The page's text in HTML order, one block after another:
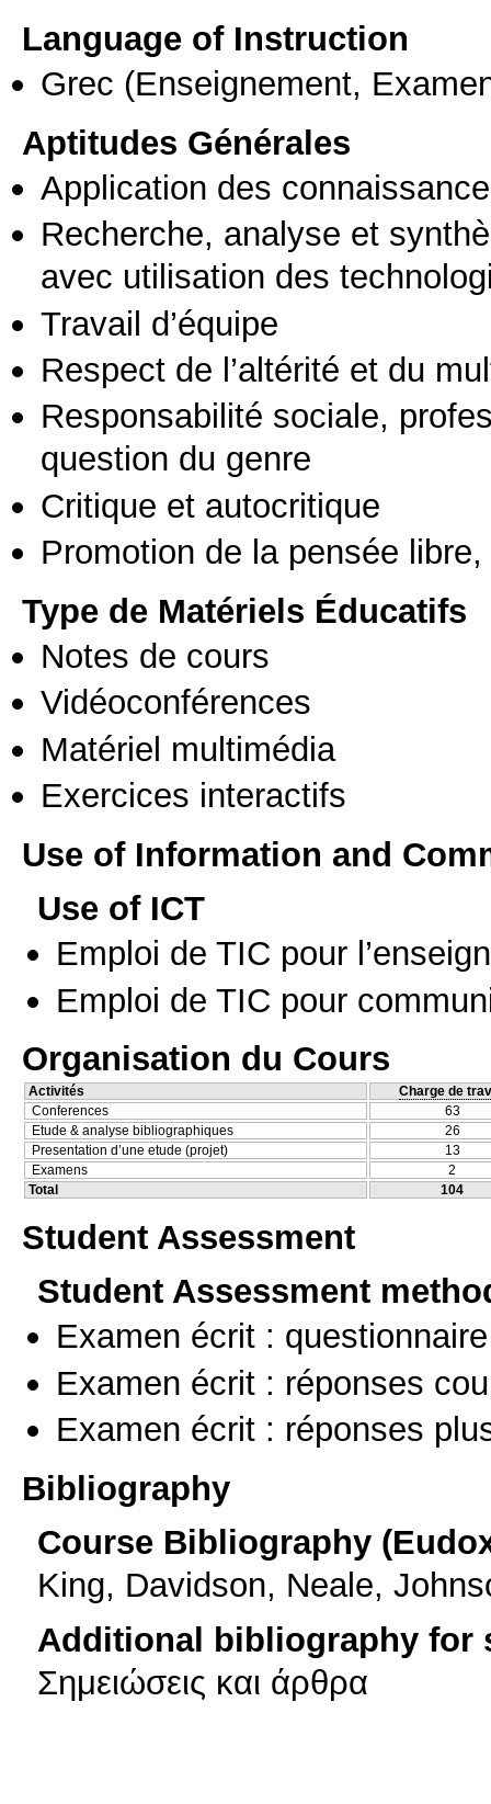
Language of Instruction
Grec (Enseignement,
Aptitudes Générales
Application des
Recherche, analyse et
avec utilisation des
Travail d’équipe
Respect de l’altérité et du
Responsabilité sociale,
question du genre
Critique et autocritique
Promotion de la pensée
Type de Matériels Éducatifs
Notes de cours
Vidéoconférences
Matériel multimédia
Exercices interactifs
Use of Information and
Use of ICT
Emploi de TIC pour
Emploi de TIC pour
Organisation du Cours
Activités
Charge de
Conferences
63
Etude & analyse bibliographiques
26
Presentation d’une etude (projet)
13
Examens
2
Total
104
Student Assessment
Student Assessment
Examen écrit :
Examen écrit : réponses
Examen écrit : réponses
Bibliography
Course Bibliography
King, Davidson, Neale,
Additional bibliography for
Σημειώσεις και άρθρα